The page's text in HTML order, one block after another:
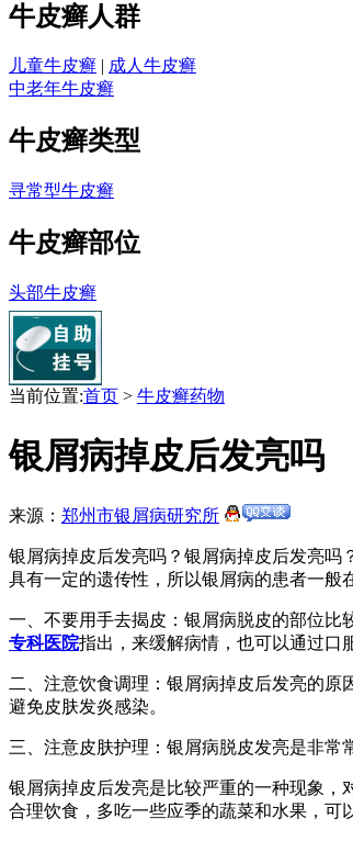
牛皮癣人群
儿童牛皮癣 | 成人牛皮癣
中老年牛皮癣
牛皮癣类型
寻常型牛皮癣
牛皮癣部位
头部牛皮癣
当前位置:首页 > 牛皮癣药物
银屑病掉皮后发亮吗
来源： 郑州市银屑病研究所
银屑病掉皮后发亮吗？银屑病掉皮后发亮吗
具有一定的遗传性，所以银屑病的患者一般
一、不要用手去揭皮：银屑病脱皮的部位比
专科医院指出，来缓解病情，也可以通过口
二、注意饮食调理：银屑病掉皮后发亮的原
避免皮肤发炎感染。
三、注意皮肤护理：银屑病脱皮发亮是非常
银屑病掉皮后发亮是比较严重的一种现象，
合理饮食，多吃一些应季的蔬菜和水果，可